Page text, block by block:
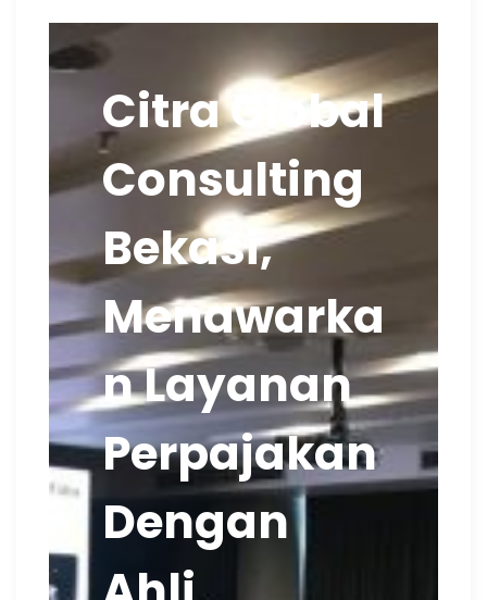
Citra Global
Consulting
Bekasi,
Menawarka
n Layanan
Perpajakan
Dengan